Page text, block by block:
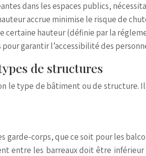
dans les espaces publics,
accrue minimise le risque de
certaine hauteur (définie par la
garantir l’accessibilité des
de structures
le type de bâtiment ou de structure.
corps, que ce soit pour les
entre les barreaux doit être